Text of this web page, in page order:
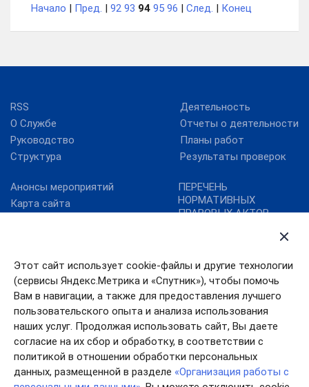
Этот сайт использует cookie-файлы и другие технологии
(сервисы Яндекс.Метрика и «Спутник»), чтобы помочь
Вам в навигации, а также для предоставления лучшего
пользовательского опыта и анализа использования
наших услуг. Продолжая использовать сайт, Вы даете
согласие на их сбор и обработку, в соответствии с
политикой в отношении обработки персональных
данных, размещенной в разделе «Организация работы с
Начало | Пред. | 92 93 94 95 96 | След. | Конец
RSS
О Службе
Руководство
Структура
Деятельность
Отчеты о деятельности
Планы работ
Результаты проверок
Анонсы мероприятий
Карта сайта
ПЕРЕЧЕНЬ
НОРМАТИВНЫХ
ПРАВОВЫХ АКТОВ,
Портал госуслуг
План преодоления
последствий эпидемии
коронавируса в РФ